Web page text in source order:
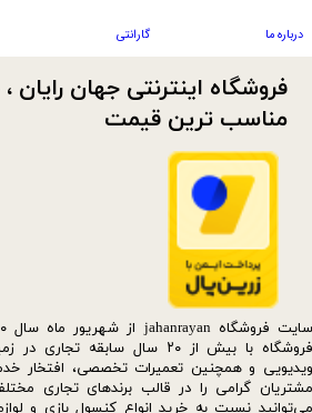
فروشگاه با بیش از ۲۰ سال سابقه
ویدیویی و همچنین تعمیرات تخصصی، افتخار
مشتریان گرامی را در قالب برندهای تجاری
می‌توانید نسبت به خرید انواع کنسول بازی و
فروشگاه اینترنتی جهان رایان
مناسب ترین قیمت​​​​​​​
درباره ما گارانتی